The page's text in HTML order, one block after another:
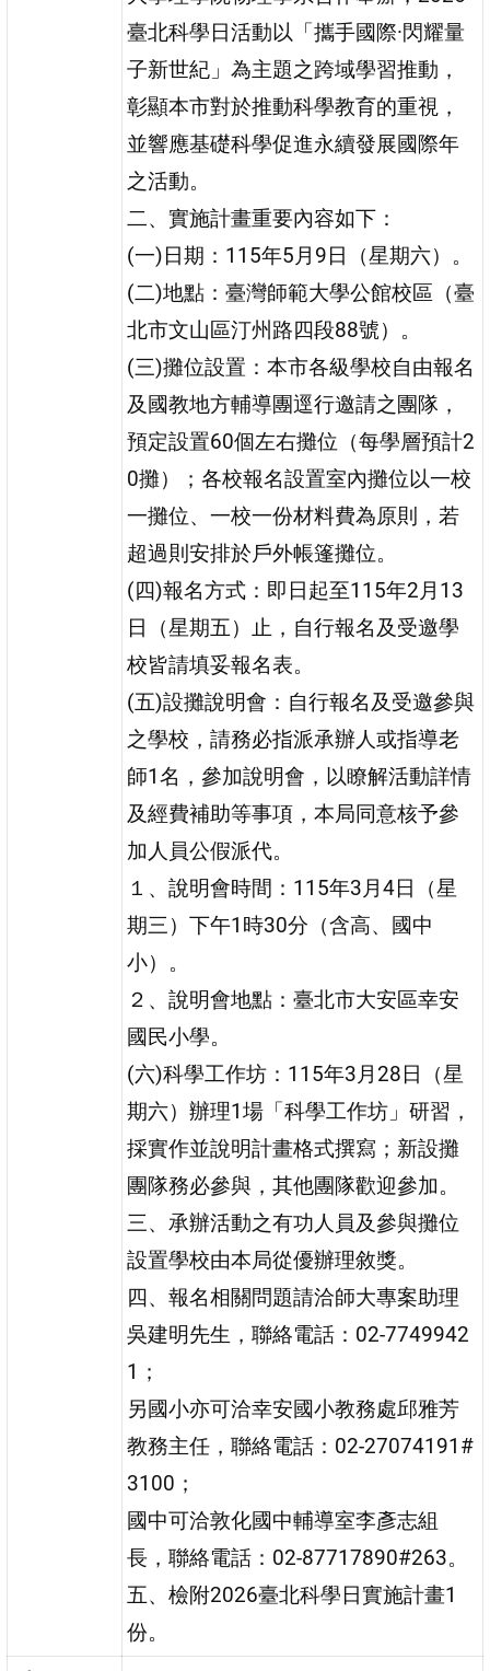
臺北科學日活動以「攜手國際·閃耀量
子新世紀」為主題之跨域學習推動，
彰顯本市對於推動科學教育的重視，
並響應基礎科學促進永續發展國際年
之活動。
二、實施計畫重要內容如下：
(一)日期：115年5月9日（星期六）。
(二)地點：臺灣師範大學公館校區（臺
北市文山區汀州路四段88號）。
(三)攤位設置：本市各級學校自由報名
及國教地方輔導團逕行邀請之團隊，
預定設置60個左右攤位（每學層預計2
0攤）；各校報名設置室內攤位以一校
一攤位、一校一份材料費為原則，若
超過則安排於戶外帳篷攤位。
(四)報名方式：即日起至115年2月13
日（星期五）止，自行報名及受邀學
校皆請填妥報名表。
(五)設攤說明會：自行報名及受邀參與
之學校，請務必指派承辦人或指導老
師1名，參加說明會，以瞭解活動詳情
及經費補助等事項，本局同意核予參
加人員公假派代。
１、說明會時間：115年3月4日（星
期三）下午1時30分（含高、國中
小）。
２、說明會地點：臺北市大安區幸安
國民小學。
(六)科學工作坊：115年3月28日（星
期六）辦理1場「科學工作坊」研習，
採實作並說明計畫格式撰寫；新設攤
團隊務必參與，其他團隊歡迎參加。
三、承辦活動之有功人員及參與攤位
設置學校由本局從優辦理敘獎。
四、報名相關問題請洽師大專案助理
吳建明先生，聯絡電話：02-7749942
1；
另國小亦可洽幸安國小教務處邱雅芳
教務主任，聯絡電話：02-27074191#
3100；
國中可洽敦化國中輔導室李彥志組
長，聯絡電話：02-87717890#263。
五、檢附2026臺北科學日實施計畫1
份。